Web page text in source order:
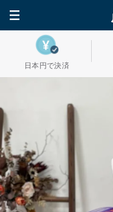
日本円で決済